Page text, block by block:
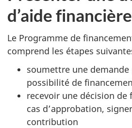
d’aide financière
Le Programme de
comprend les étapes
soumettre une demande
possibilité de
recevoir une décision de
cas d’approbation,
contribution